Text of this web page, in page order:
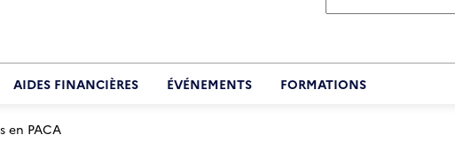
AIDES FINANCIÈRES ÉVÉNEMENTS FORMATIONS
en PACA